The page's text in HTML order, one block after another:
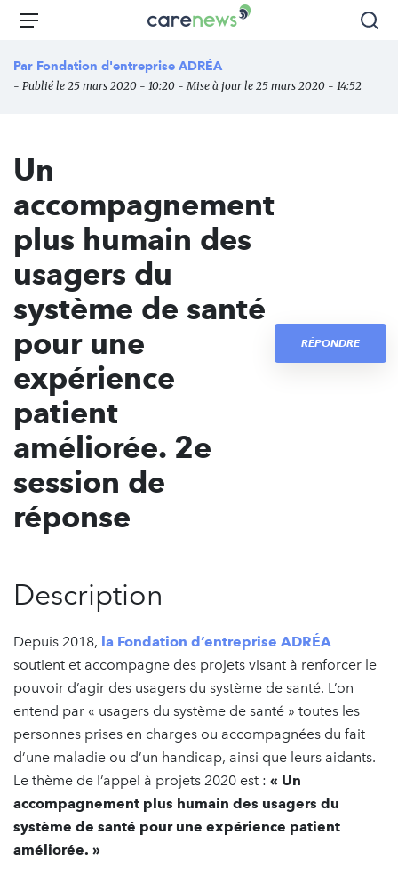
Aller
principal
Carenews,
média
des
Menu
Par Fondation d'entreprise ADRÉA
- Publié le 25 mars 2020 - 10:20 - Mise à jour le 25 mars 2020 - 14:52
Un
accompagnement
plus humain des
usagers du
système de santé
pour une
expérience
patient
améliorée. 2e
session de
réponse
RÉPONDRE
Description
Depuis 2018, la Fondation d’entreprise ADRÉA
soutient et accompagne des projets visant à renforcer le
pouvoir d’agir des usagers du système de santé. L’on
entend par « usagers du système de santé » toutes les
personnes prises en charges ou accompagnées du fait
d’une maladie ou d’un handicap, ainsi que leurs aidants.
Le thème de l’appel à projets 2020 est : « Un
accompagnement plus humain des usagers du
système de santé pour une expérience patient
améliorée. »